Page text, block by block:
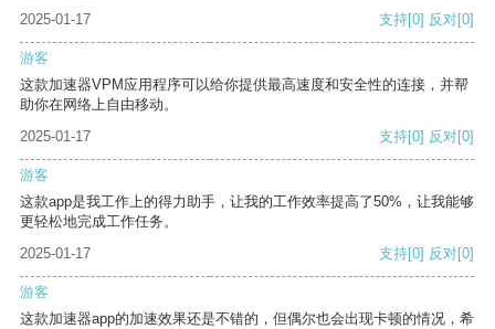
2025-01-17 支持[0] 反对[0]
游客
这款加速器VPM应用程序可以给你提供最高速度和安全性的连接，并帮
助你在网络上自由移动。
2025-01-17
支持[0] 反对[0]
游客
这款app是我工作上的得力助手，让我的工作效率提高了50%，让我能够
更轻松地完成工作任务。
2025-01-17
支持[0] 反对[0]
游客
这款加速器app的加速效果还是不错的，但偶尔也会出现卡顿的情况，希